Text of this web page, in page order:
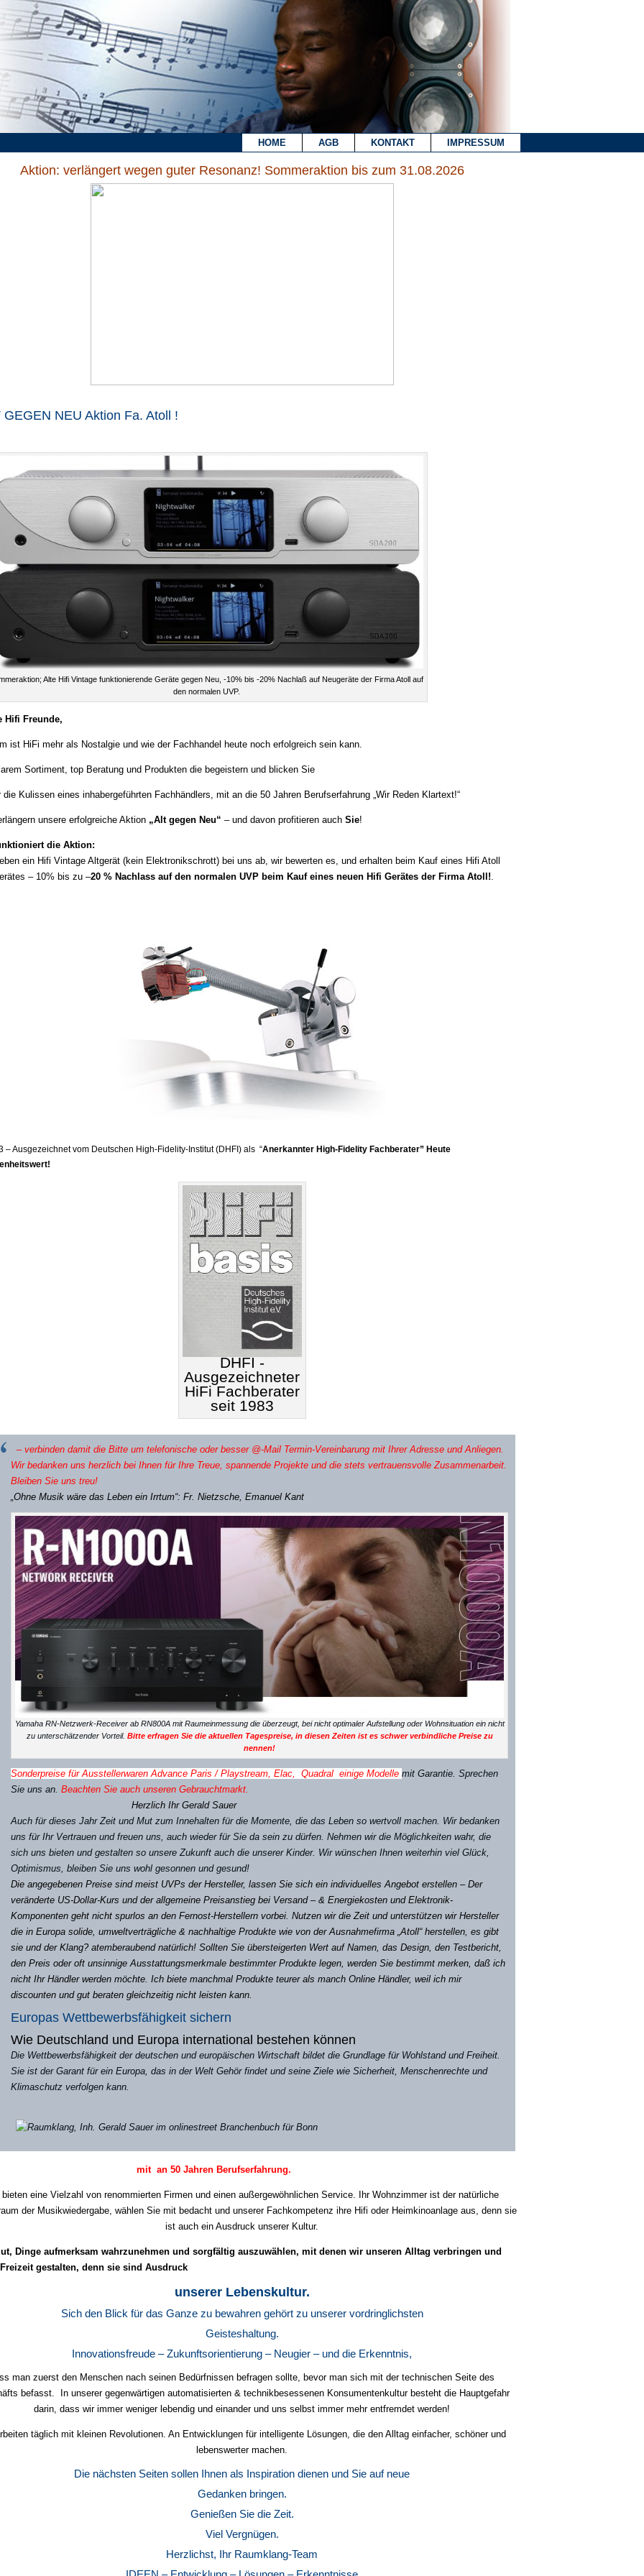
HOME AGB KONTAKT IMPRESSUM
`
Aktion: verlängert wegen guter Resonanz! Sommeraktion bis zum 31.08.2026
GEGEN NEU Aktion Fa. Atoll !
Alte Hifi Vintage funktionierende Geräte gegen Neu, -10% bis -20% Nachlaß auf Neugeräte der Firma Atoll auf
den normalen UVP.
Hifi Freunde,
ist HiFi mehr als Nostalgie und wie der Fachhandel heute noch erfolgreich sein kann.
Sortiment, top Beratung und Produkten die begeistern und blicken Sie
die Kulissen eines inhabergeführten Fachhändlers, mit an die 50 Jahren Berufserfahrung „Wir Reden Klartext!“
unsere erfolgreiche Aktion „Alt gegen Neu“ – und davon profitieren auch Sie!
die Aktion:
ein Hifi Vintage Altgerät (kein Elektronikschrott) bei uns ab, wir bewerten es, und erhalten beim Kauf eines Hifi Atoll
– 10% bis zu –20 % Nachlass auf den normalen UVP beim Kauf eines neuen Hifi Gerätes der Firma Atoll!.
– Ausgezeichnet vom Deutschen High-Fidelity-Institut (DHFI) als “Anerkannter High-Fidelity Fachberater” Heute
DHFI -
Ausgezeichneter
HiFi Fachberater
seit 1983
– verbinden damit die Bitte um telefonische oder besser @-Mail Termin-Vereinbarung mit Ihrer Adresse und Anliegen.
Wir bedanken uns herzlich bei Ihnen für Ihre Treue, spannende Projekte und die stets vertrauensvolle Zusammenarbeit.
Bleiben Sie uns treu!
„Ohne Musik wäre das Leben ein Irrtum“: Fr. Nietzsche, Emanuel Kant
Yamaha RN-Netzwerk-Receiver ab RN800A mit Raumeinmessung die überzeugt, bei nicht optimaler Aufstellung oder Wohnsituation ein nicht
zu unterschätzender Vorteil. Bitte erfragen Sie die aktuellen Tagespreise, in diesen Zeiten ist es schwer verbindliche Preise zu
nennen!
Sonderpreise für Ausstellerwaren Advance Paris / Playstream, Elac, Quadral einige Modelle mit Garantie. Sprechen
Sie uns an. Beachten Sie auch unseren Gebrauchtmarkt.
Herzlich Ihr Gerald Sauer
Auch für dieses Jahr Zeit und Mut zum Innehalten für die Momente, die das Leben so wertvoll machen. Wir bedanken
uns für Ihr Vertrauen und freuen uns, auch wieder für Sie da sein zu dürfen. Nehmen wir die Möglichkeiten wahr, die
sich uns bieten und gestalten so unsere Zukunft auch die unserer Kinder. Wir wünschen Ihnen weiterhin viel Glück,
Optimismus, bleiben Sie uns wohl gesonnen und gesund!
Die angegebenen Preise sind meist UVPs der Hersteller, lassen Sie sich ein individuelles Angebot erstellen – Der
veränderte US-Dollar-Kurs und der allgemeine Preisanstieg bei Versand – & Energiekosten und Elektronik-
Komponenten geht nicht spurlos an den Fernost-Herstellern vorbei. Nutzen wir die Zeit und unterstützen wir Hersteller
die in Europa solide, umweltverträgliche & nachhaltige Produkte wie von der Ausnahmefirma „Atoll“ herstellen, es gibt
sie und der Klang? atemberaubend natürlich! Sollten Sie übersteigerten Wert auf Namen, das Design, den Testbericht,
den Preis oder oft unsinnige Ausstattungsmerkmale bestimmter Produkte legen, werden Sie bestimmt merken, daß ich
nicht Ihr Händler werden möchte. Ich biete manchmal Produkte teurer als manch Online Händler, weil ich mir
discounten und gut beraten gleichzeitig nicht leisten kann.
Europas Wettbewerbsfähigkeit sichern
Wie Deutschland und Europa international bestehen können
Die Wettbewerbsfähigkeit der deutschen und europäischen Wirtschaft bildet die Grundlage für Wohlstand und Freiheit.
Sie ist der Garant für ein Europa, das in der Welt Gehör findet und seine Ziele wie Sicherheit, Menschenrechte und
Klimaschutz verfolgen kann.
an 50 Jahren Berufserfahrung.
bieten eine Vielzahl von renommierten Firmen und einen außergewöhnlichen Service. Ihr Wohnzimmer ist der natürliche
der Musikwiedergabe, wählen Sie mit bedacht und unserer Fachkompetenz ihre Hifi oder Heimkinoanlage aus, denn sie
ist auch ein Ausdruck unserer Kultur.
Dinge aufmerksam wahrzunehmen und sorgfältig auszuwählen, mit denen wir unseren Alltag verbringen und
gestalten, denn sie sind Ausdruck
unserer Lebenskultur.
Sich den Blick für das Ganze zu bewahren gehört zu unserer vordringlichsten
Geisteshaltung.
Innovationsfreude – Zukunftsorientierung – Neugier – und die Erkenntnis,
man zuerst den Menschen nach seinen Bedürfnissen befragen sollte, bevor man sich mit der technischen Seite des
befasst. In unserer gegenwärtigen automatisierten & technikbesessenen Konsumentenkultur besteht die Hauptgefahr
darin, dass wir immer weniger lebendig und einander und uns selbst immer mehr entfremdet werden!
täglich mit kleinen Revolutionen. An Entwicklungen für intelligente Lösungen, die den Alltag einfacher, schöner und
lebenswerter machen.
Die nächsten Seiten sollen Ihnen als Inspiration dienen und Sie auf neue
Gedanken bringen.
Genießen Sie die Zeit.
Viel Vergnügen.
Herzlichst, Ihr Raumklang-Team